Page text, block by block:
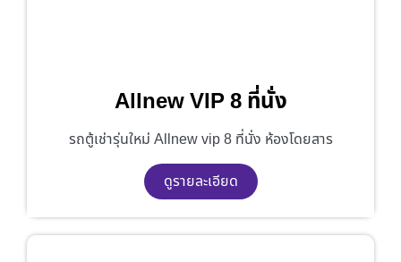
Allnew VIP 8 ที่นั่ง
รถตู้เช่ารุ่นใหม่ Allnew vip 8 ที่นั่ง ห้องโดยสาร
ดูรายละเอียด